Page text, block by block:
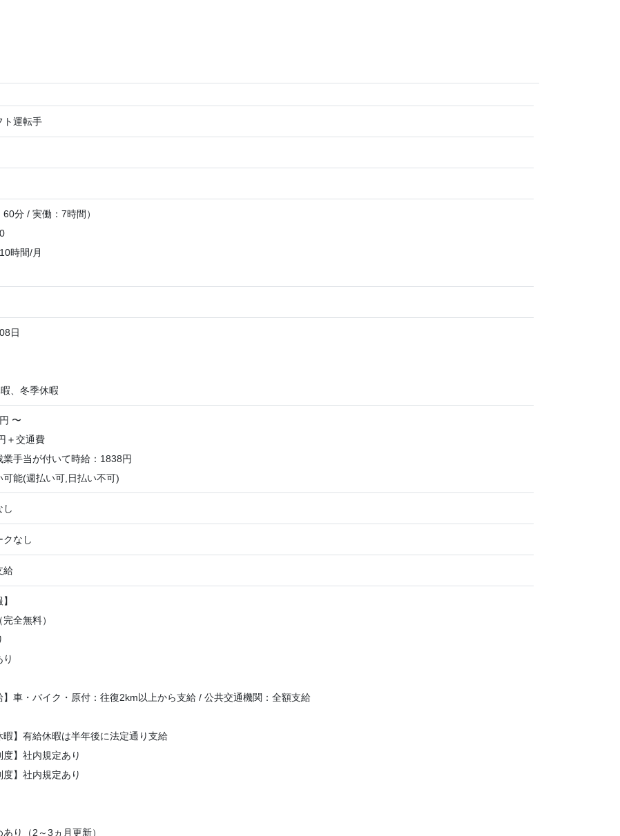
ト運転手
分 / 実働：7時間）
時間/月
日
、冬季休暇
〜
＋交通費
手当が付いて時給：1838円
能(週払い可,日払い不可)
し
クなし
給
全無料）
り
】車・バイク・原付：往復2km以上から支給 / 公共交通機関：全額支給
暇】有給休暇は半年後に法定通り支給
度】社内規定あり
度】社内規定あり
あり（2～3ヵ月更新）